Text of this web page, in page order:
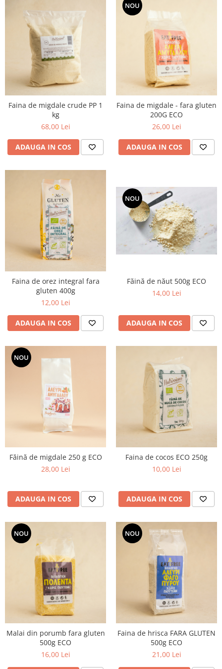
Faina de migdale crude PP 1
kg
68,00 Lei
ADAUGA IN COS
NOU
Faina de migdale - fara gluten
200G ECO
26,00 Lei
ADAUGA IN COS
Faina de orez integral fara
gluten 400g
12,00 Lei
ADAUGA IN COS
NOU
Făină de năut 500g ECO
14,00 Lei
ADAUGA IN COS
NOU
Făină de migdale 250 g ECO
28,00 Lei
ADAUGA IN COS
Faina de cocos ECO 250g
10,00 Lei
ADAUGA IN COS
NOU
Malai din porumb fara gluten
500g ECO
16,00 Lei
NOU
Faina de hrisca FARA GLUTEN
500g ECO
21,00 Lei